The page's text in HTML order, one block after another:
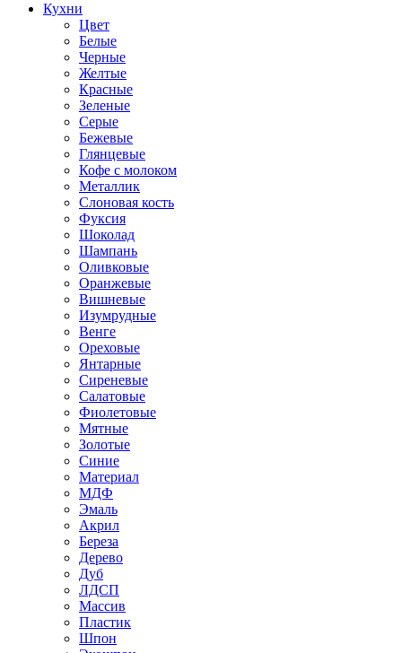
Кухни
Цвет
Белые
Черные
Желтые
Красные
Зеленые
Серые
Бежевые
Глянцевые
Кофе с молоком
Металлик
Слоновая кость
Фуксия
Шоколад
Шампань
Оливковые
Оранжевые
Вишневые
Изумрудные
Венге
Ореховые
Янтарные
Сиреневые
Салатовые
Фиолетовые
Мятные
Золотые
Синие
Материал
МДФ
Эмаль
Акрил
Береза
Дерево
Дуб
ЛДСП
Массив
Пластик
Шпон